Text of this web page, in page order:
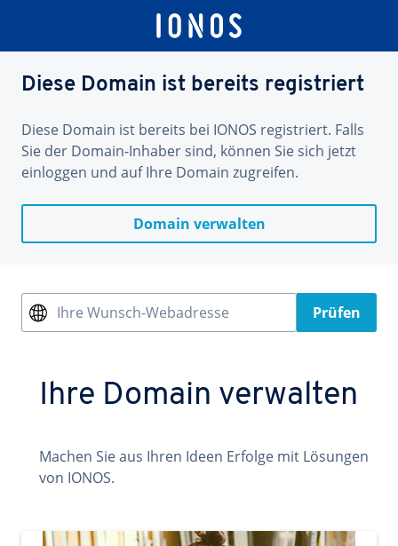
Diese Domain ist bereits registriert
Diese Domain ist bereits bei IONOS registriert. Falls
Sie der Domain-Inhaber sind, können Sie sich jetzt
einloggen und auf Ihre Domain zugreifen.
Domain verwalten
Ihre Wunsch-Webadresse Prüfen
Ihre Domain verwalten
Machen Sie aus Ihren Ideen Erfolge mit Lösungen
von IONOS.